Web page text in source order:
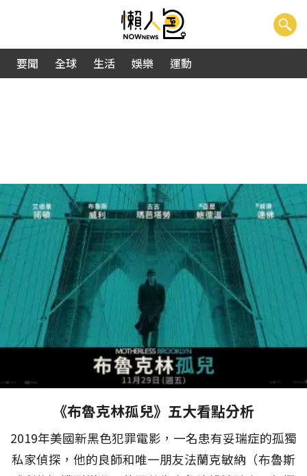
要聞 全球 生活 娛樂 運動
《布魯克林孤兒》五大看點分析
2019年美國新黑色犯罪電影，一名患有妥瑞症的孤獨
私家偵探，他的良師和唯一朋友法蘭克敏納（布魯斯